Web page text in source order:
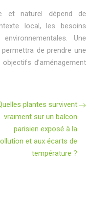
et naturel dépend de
local, les besoins
Une
de prendre une
d’aménagement
plantes survivent
vraiment sur un balcon
parisien exposé à la
et aux écarts de
température ?